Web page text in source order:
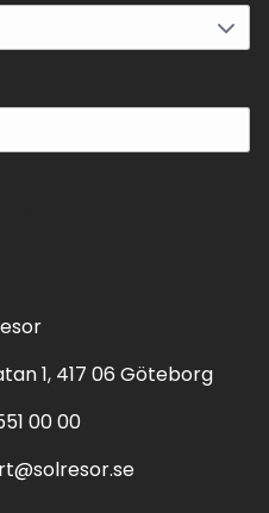
1, 417 06 Göteborg
00 00